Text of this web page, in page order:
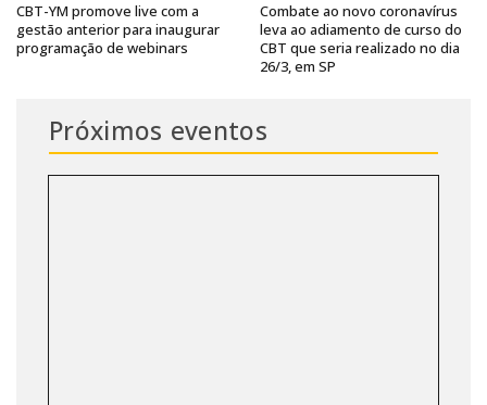
CBT-YM promove live com a
gestão anterior para inaugurar
programação de webinars
Combate ao novo coronavírus
leva ao adiamento de curso do
CBT que seria realizado no dia
26/3, em SP
Próximos eventos